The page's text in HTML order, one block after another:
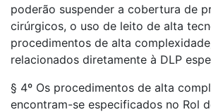
poderão suspender a cobertura de
cirúrgicos, o uso de leito de alta
procedimentos de alta
relacionados diretamente à DLP
§ 4º Os procedimentos de alta
encontram-se especificados no Rol